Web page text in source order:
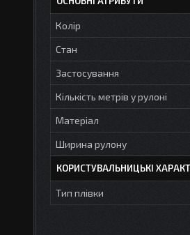
Колір
Стан
Застосування
Кількість метрів у рулоні
Матеріал
Ширина рулону
КОРИСТУВАЛЬНИЦЬКІ
Тип плівки